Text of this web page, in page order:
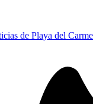
de Playa del